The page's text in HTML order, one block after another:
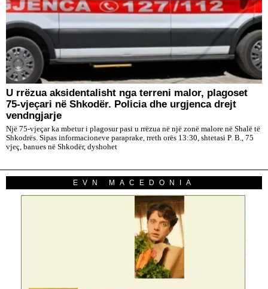
U rrëzua aksidentalisht nga terreni malor, plagoset
75-vjeçari në Shkodër. Policia dhe urgjenca drejt
vendngjarje
Një 75-vjeçar ka mbetur i plagosur pasi u rrëzua në një zonë malore në Shalë të
Shkodrës. Sipas informacioneve paraprake, rreth orës 13:30, shtetasi P. B., 75
vjeç, banues në Shkodër, dyshohet
EVN MACEDONIA